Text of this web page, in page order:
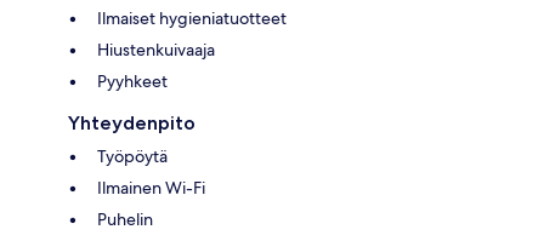
Ilmaiset hygieniatuotteet
Hiustenkuivaaja
Pyyhkeet
Yhteydenpito
Työpöytä
Ilmainen Wi-Fi
Puhelin